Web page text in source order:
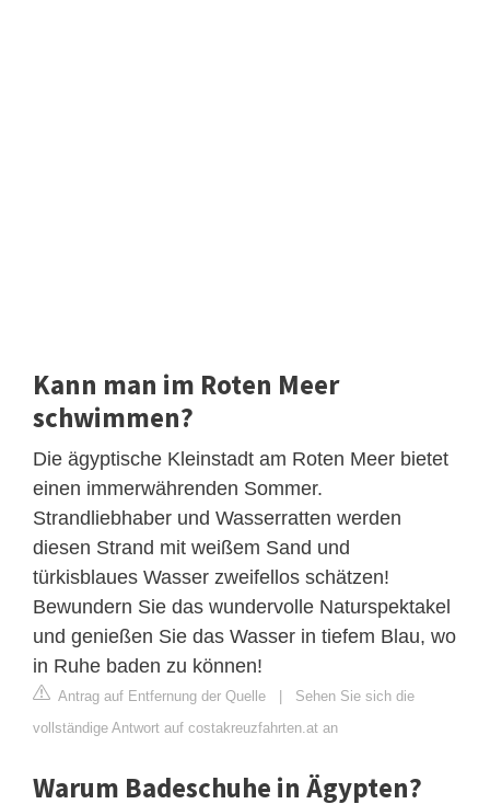
Kann man im Roten Meer
schwimmen?
Die ägyptische Kleinstadt am Roten Meer bietet
einen immerwährenden Sommer.
Strandliebhaber und Wasserratten werden
diesen Strand mit weißem Sand und
türkisblaues Wasser zweifellos schätzen!
Bewundern Sie das wundervolle Naturspektakel
und genießen Sie das Wasser in tiefem Blau, wo
in Ruhe baden zu können!
Antrag auf Entfernung der Quelle | Sehen Sie sich die
vollständige Antwort auf costakreuzfahrten.at an
Warum Badeschuhe in Ägypten?